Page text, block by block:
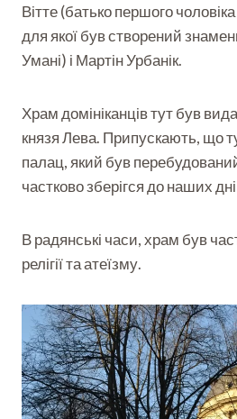
Вітте (батько першого
для якої був створений
Умані) і Мартін Урбанік.
Храм домініканців тут був
князя Лева. Припускають, що
палац, який був
частково зберігся до наших
В радянські часи, храм був
релігії та атеїзму.